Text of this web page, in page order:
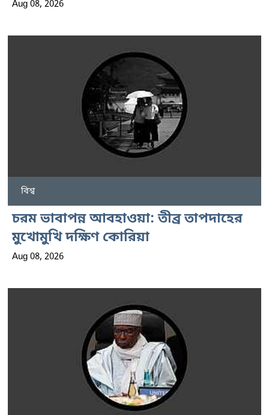
Aug 08, 2026
বিশ্ব
চরম ভাবাপন্ন আবহাওয়া: তীব্র তাপদাহের
মুখোমুখি দক্ষিণ কোরিয়া
Aug 08, 2026